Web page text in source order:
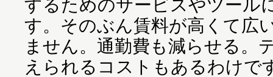
するためのサービスやツール
す。そのぶん賃料が高くて広
ません。通勤費も減らせる。
えられるコストもあるわけで